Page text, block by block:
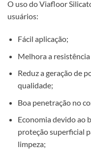
O uso do Viafloor
usuários:
Fácil aplicação;
Melhora a
Reduz a geração de
qualidade;
Boa penetração no
Economia devido ao
proteção superficial
limpeza;